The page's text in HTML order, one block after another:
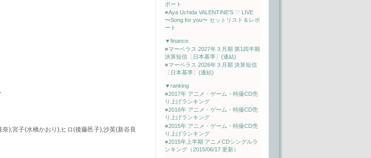
),宮子(水橋かおり),ヒロ(後藤邑子),沙英(新谷良
ポート
■Aya Uchida VALENTINE'S ♡ LIVE
〜Song for you〜 セットリスト＆レポ
ート
▼finance
■マーベラス 2027年３月期 第1四半期
決算短信〔日本基準〕(連結)
■マーベラス 2026年３月期 決算短信
〔日本基準〕(連結)
▼ranking
■2017年 アニメ・ゲーム・特撮CD売
り上げランキング
■2016年 アニメ・ゲーム・特撮CD売
り上げランキング
■2015年 アニメ・ゲーム・特撮CD売
り上げランキング
■2015年上半期 アニメCDシングルラ
ンキング（2015/06/17 更新）